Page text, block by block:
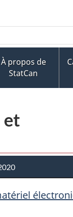
À propos de
StatCan
et